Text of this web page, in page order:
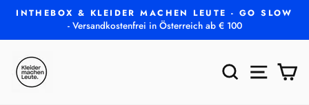
Direkt
Inhalt
Pause
INTHEBOX & KLEIDER MACHEN LEUTE - GO SLOW
- Versandkostenfrei in Österreich ab € 100
SUCHE